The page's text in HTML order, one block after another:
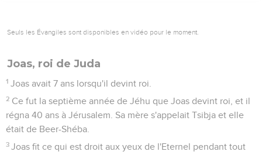
Seuls les Évangiles sont disponibles en vidéo pour le moment.
Joas, roi de Juda
1 Joas avait 7 ans lorsqu'il devint roi.
2 Ce fut la septième année de Jéhu que Joas devint roi, et il
régna 40 ans à Jérusalem. Sa mère s'appelait Tsibja et elle
était de Beer-Shéba.
3 Joas fit ce qui est droit aux yeux de l'Eternel pendant tout